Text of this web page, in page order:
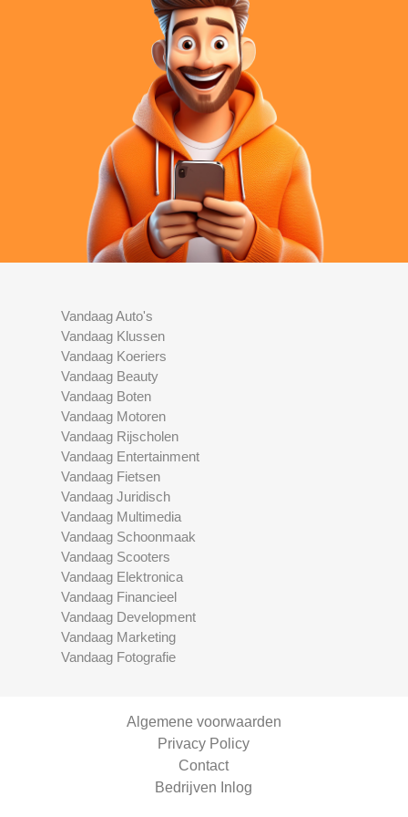
Vandaag Auto's
Vandaag Klussen
Vandaag Koeriers
Vandaag Beauty
Vandaag Boten
Vandaag Motoren
Vandaag Rijscholen
Vandaag Entertainment
Vandaag Fietsen
Vandaag Juridisch
Vandaag Multimedia
Vandaag Schoonmaak
Vandaag Scooters
Vandaag Elektronica
Vandaag Financieel
Vandaag Development
Vandaag Marketing
Vandaag Fotografie
Algemene voorwaarden
Privacy Policy
Contact
Bedrijven Inlog